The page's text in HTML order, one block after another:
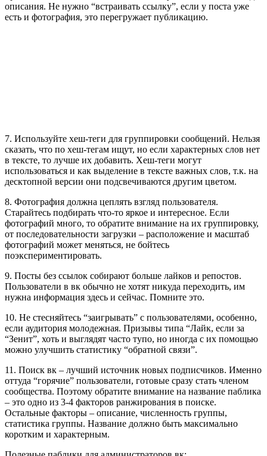
описания. Не нужно “встраивать ссылку”, если у поста уже
есть и фотография, это перегружает публикацию.
7. Используйте хеш-теги для группировки сообщений. Нельзя
сказать, что по хеш-тегам ищут, но если характерных слов нет
в тексте, то лучше их добавить. Хеш-теги могут
использоваться и как выделение в тексте важных слов, т.к. на
десктопной версии они подсвечиваются другим цветом.
8. Фотография должна цеплять взгляд пользователя.
Старайтесь подбирать что-то яркое и интересное. Если
фотографий много, то обратите внимание на их группировку,
от последовательности загрузки – расположение и масштаб
фотографий может меняться, не бойтесь
поэкспериментировать.
9. Посты без ссылок собирают больше лайков и репостов.
Пользователи в вк обычно не хотят никуда переходить, им
нужна информация здесь и сейчас. Помните это.
10. Не стесняйтесь “заигрывать” с пользователями, особенно,
если аудитория молодежная. Призывы типа “Лайк, если за
“Зенит”, хоть и выглядят часто тупо, но иногда с их помощью
можно улучшить статистику “обратной связи”.
11. Поиск вк – лучший источник новых подписчиков. Именно
оттуда “горячие” пользователи, готовые сразу стать членом
сообщества. Поэтому обратите внимание на название паблика
– это одно из 3-4 факторов ранжирования в поиске.
Остальные факторы – описание, численность группы,
статистика группы. Название должно быть максимально
коротким и характерным.